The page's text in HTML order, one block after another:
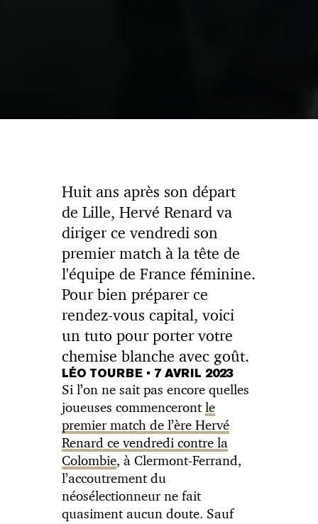
Huit ans après son départ
de Lille, Hervé Renard va
diriger ce vendredi son
premier match à la tête de
l'équipe de France féminine.
Pour bien préparer ce
rendez-vous capital, voici
un tuto pour porter votre
chemise blanche avec goût.
LÉO TOURBE • 7 AVRIL 2023
Si l’on ne sait pas encore quelles
joueuses commencerontle
premier match de l’ère Hervé
Renard ce vendredi contre la
Colombie, à Clermont-Ferrand,
l’accoutrement du
néosélectionneur ne fait
quasiment aucun doute. Sauf